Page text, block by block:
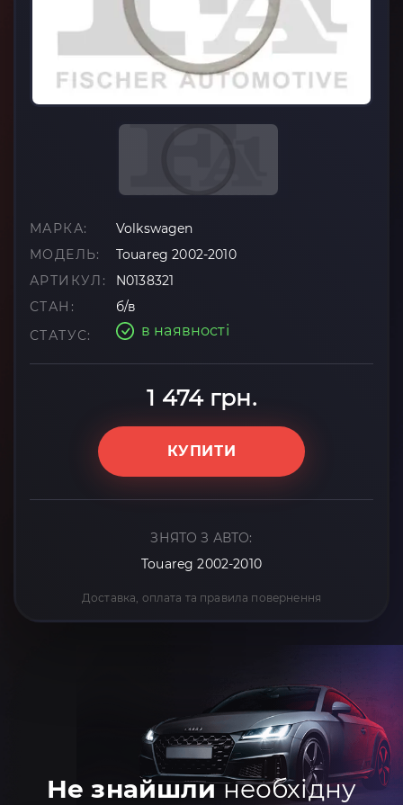
МАРКА:
Volkswagen
МОДЕЛЬ:
Touareg 2002-2010
АРТИКУЛ:
N0138321
СТАН:
б/в
СТАТУС:
в наявності
1 474 грн.
КУПИТИ
ЗНЯТО З АВТО:
Touareg 2002-2010
Доставка, оплата та правила повернення
Не знайшлинеобхідну